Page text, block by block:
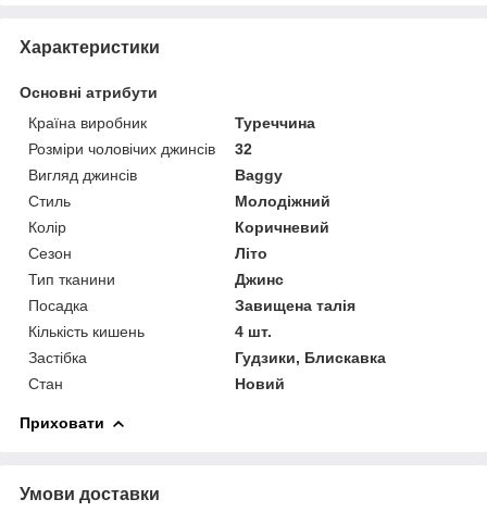
Характеристики
Основні атрибути
Країна виробник
Туреччина
Розміри чоловічих джинсів
32
Вигляд джинсів
Baggy
Стиль
Молодіжний
Колір
Коричневий
Сезон
Літо
Тип тканини
Джинс
Посадка
Завищена талія
Кількість кишень
4 шт.
Застібка
Гудзики, Блискавка
Стан
Новий
Приховати
Умови доставки